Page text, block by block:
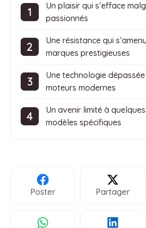
Un plaisir qui s’efface
passionnés
Une résistance qui
marques prestigieuses
Une technologie
moteurs modernes
Un avenir limité à
modèles spécifiques
Poster Partager